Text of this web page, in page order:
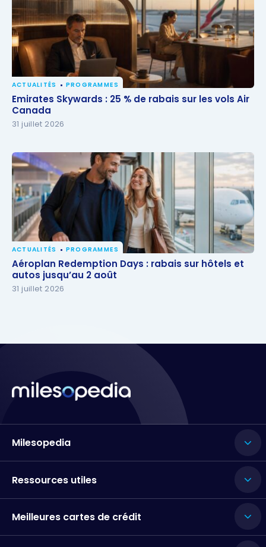
Emirates Skywards : 25 % de rabais sur les vols Air
Canada
ACTUALITÉS PROGRAMMES
Emirates Skywards : 25 % de rabais sur les vols Air
Canada
31 juillet 2026
Aéroplan Redemption Days : rabais sur hôtels et
autos jusqu’au 2 août
ACTUALITÉS PROGRAMMES
Aéroplan Redemption Days : rabais sur hôtels et
autos jusqu’au 2 août
31 juillet 2026
Milesopedia
Ressources utiles
Meilleures cartes de crédit